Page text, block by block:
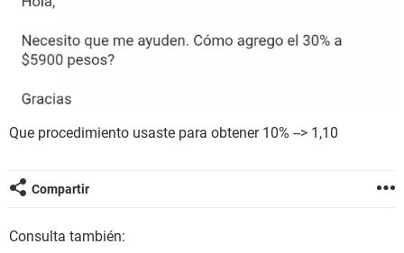
Que procedimiento usaste para obtener 10% --> 1,10
Compartir
Consulta también: